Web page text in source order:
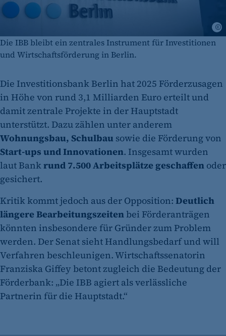
Die IBB bleibt ein zentrales Instrument für Investitionen
und Wirtschaftsförderung in Berlin.
Die Investitionsbank Berlin hat 2025 Förderzusagen
in Höhe von rund 3,1 Milliarden Euro erteilt und
damit zentrale Projekte in der Hauptstadt
unterstützt. Dazu zählen unter anderem
Wohnungsbau, Schulbau sowie die Förderung von
Start-ups undInnovationen. Insgesamt wurden
laut Bankrund 7.500 Arbeitsplätze geschaffen oder
gesichert.
Kritik kommt jedoch aus der Opposition: Deutlich
längere Bearbeitungszeiten bei Förderanträgen
könnten insbesondere für Gründer zum Problem
werden. Der Senat sieht Handlungsbedarf und will
Verfahren beschleunigen. Wirtschaftssenatorin
Franziska Giffey betont zugleich die Bedeutung der
Förderbank: „Die IBB agiert als verlässliche
Partnerin für die Hauptstadt.“